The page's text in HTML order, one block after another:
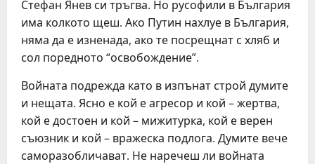
Стефан Янев си тръгва. Но русофили в България
има колкото щеш. Ако Путин нахлуе в България,
няма да е изненада, ако те посрещнат с хляб и
сол поредното “освобождение”.
Войната подрежда като в изпънат строй думите
и нещата. Ясно е кой е агресор и кой – жертва,
кой е достоен и кой – мижитурка, кой е верен
съюзник и кой – вражеска подлога. Думите вече
саморазобличават. Не наречеш ли войната